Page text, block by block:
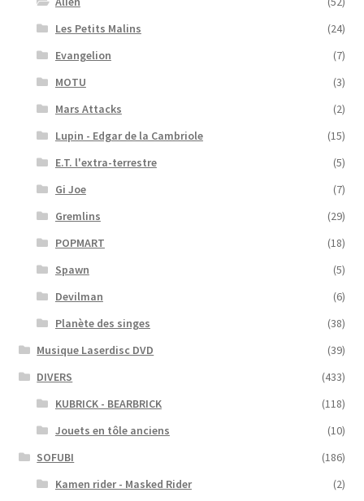
Les Petits Malins
(24)
Evangelion
(7)
MOTU
(3)
Mars Attacks
(2)
Lupin - Edgar de la Cambriole
(15)
E.T. l'extra-terrestre
(5)
Gi Joe
(7)
Gremlins
(29)
POPMART
(18)
Spawn
(5)
Devilman
(6)
Planète des singes
(38)
Musique Laserdisc DVD
(39)
DIVERS
(433)
KUBRICK - BEARBRICK
(118)
Jouets en tôle anciens
(10)
SOFUBI
(186)
Kamen rider - Masked Rider
(2)